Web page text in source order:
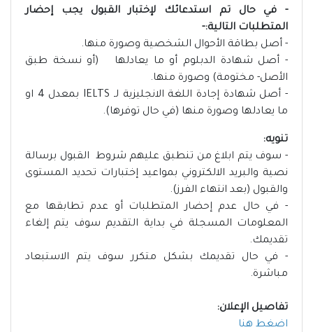
- في حال تم استدعائك لإختبار القبول يجب إحضار
المتطلبات التالية:-
- أصل بطاقة الأحوال الشخصية وصورة منها.
- أصل شهادة الدبلوم أو ما يعادلها (أو نسخة طبق
الأصل- مختومة) وصورة منها.
- أصل شهادة إجادة اللغة الانجليزية لـ IELTS بمعدل 4 او
ما يعادلها وصورة منها (في حال توفرها).
تنويه:
- سوف يتم ابلاغ من تنطبق عليهم شروط القبول برسالة
نصية والبريد الالكتروني بمواعيد إختبارات تحديد المستوى
والقبول (بعد انتهاء الفرز).
- في حال عدم إحضار المتطلبات أو عدم تطابقها مع
المعلومات المسجلة في بداية التقديم سوف يتم إلغاء
تقديمك.
- في حال تقديمك بشكل متكرر سوف يتم الاستبعاد
مباشرة.
تفاصيل الإعلان:
اضغط هنا